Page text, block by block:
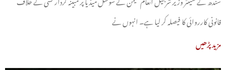
قانونی کارروائی کا فیصلہ کر لیا ہے۔ انہوں نے
مزید پڑھیں